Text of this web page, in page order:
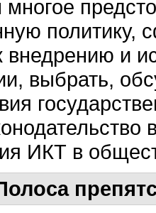
внедрению и
выбрать,
ИКТ в